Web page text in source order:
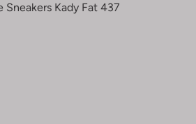
Sneakers Kady Fat 437